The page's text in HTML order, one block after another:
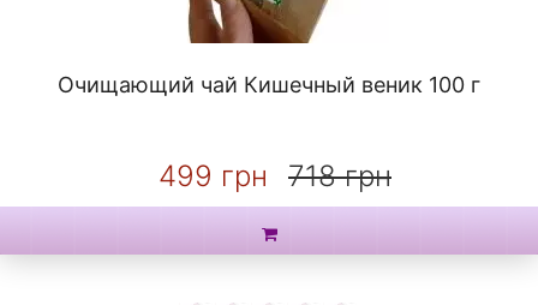
Очищающий чай Кишечный веник 100 г
499 грн 718 грн